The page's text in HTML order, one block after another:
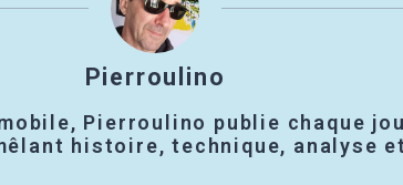
Pierroulino
Pierroulino publie chaque
histoire, technique, analyse